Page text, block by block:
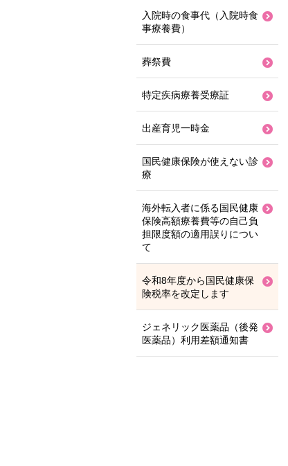
入院時の食事代（入院時食
事療養費）
葬祭費
特定疾病療養受療証
出産育児一時金
国民健康保険が使えない診
療
海外転入者に係る国民健康
保険高額療養費等の自己負
担限度額の適用誤りについ
て
令和8年度から国民健康保
険税率を改定します
ジェネリック医薬品（後発
医薬品）利用差額通知書